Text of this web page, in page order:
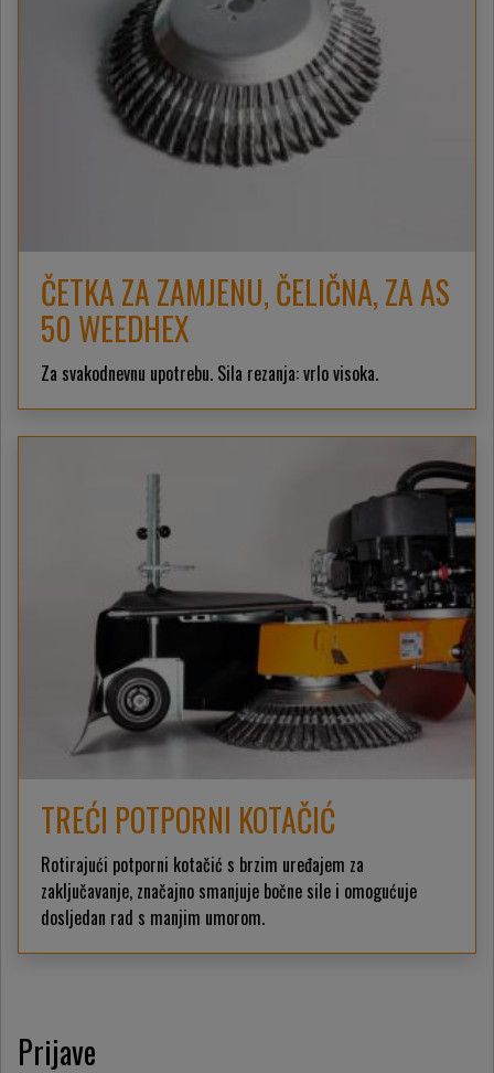
ČETKA ZA ZAMJENU, ČELIČNA, ZA AS
50 WEEDHEX
Za svakodnevnu upotrebu. Sila rezanja: vrlo visoka.
TREĆI POTPORNI KOTAČIĆ
Rotirajući potporni kotačić s brzim uređajem za
zaključavanje, značajno smanjuje bočne sile i omogućuje
dosljedan rad s manjim umorom.
Prijave